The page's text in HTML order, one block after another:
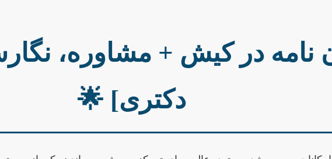
نامه در کیش + مشاوره،
دکتری] 🌟